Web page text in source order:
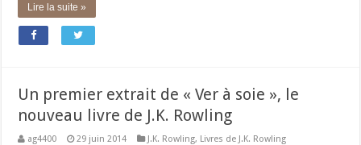
Lire la suite »
Un premier extrait de « Ver à soie », le
nouveau livre de J.K. Rowling
ag4400 29 juin 2014 J.K. Rowling, Livres de J.K. Rowling